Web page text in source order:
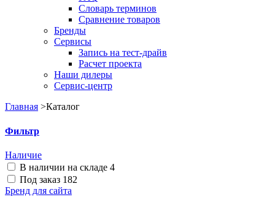
Словарь терминов
Сравнение товаров
Бренды
Сервисы
Запись на тест-драйв
Расчет проекта
Наши дилеры
Сервис-центр
Главная >Каталог
Фильтр
Наличие
В наличии на складе 4
Под заказ 182
Бренд для сайта